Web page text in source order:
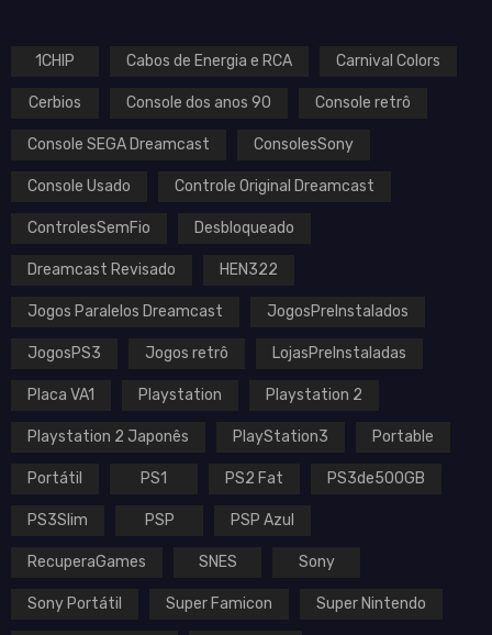
1CHIP Cabos de Energia e RCA Carnival Colors
Cerbios Console dos anos 90 Console retrô
Console SEGA Dreamcast ConsolesSony
Console Usado Controle Original Dreamcast
ControlesSemFio Desbloqueado
Dreamcast Revisado HEN322
Jogos Paralelos Dreamcast JogosPreInstalados
JogosPS3 Jogos retrô LojasPreInstaladas
Placa VA1 Playstation Playstation 2
Playstation 2 Japonês PlayStation3 Portable
Portátil PS1 PS2 Fat PS3de500GB
PS3Slim PSP PSP Azul
RecuperaGames SNES Sony
Sony Portátil Super Famicon Super Nintendo